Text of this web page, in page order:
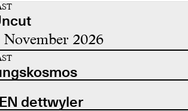
November 2026
dettwyler